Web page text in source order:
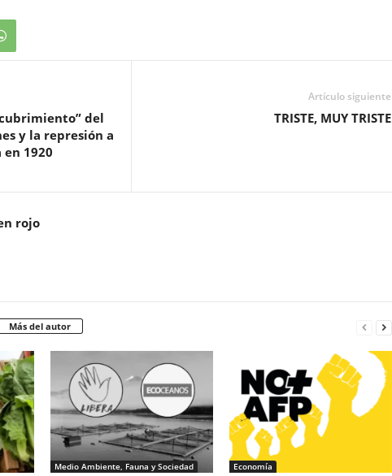
del
y la represión a
1920
Artículo siguiente
TRISTE, MUY TRISTE
rojo
Más del autor
Medio Ambiente, Fauna y Sociedad Economía